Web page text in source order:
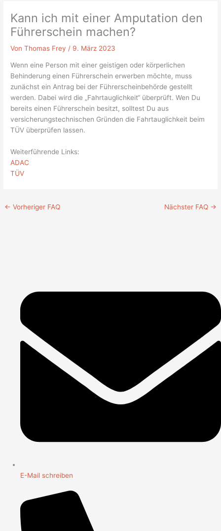
Kann ich mit einer Amputation den
Führerschein machen?
VonThomas Frey / 9. März 2023
Wenn eine Person mit einer geistigen oder körperlichen
Behinderung einen Führerschein erwerben möchte, muss
zunächst ein Antrag bei der Führerscheinbehörde gestellt
werden. Dabei wird die „Fahrtauglichkeit“ überprüft. Wen Du
bereits einen Führerschein besitzt, solltest Du aus
versicherungstechnischen Gründen die Fahrtauglichkeit beim
TÜV überprüfen lassen.
Weiterführende Links:
ADAC
TÜV
← Vorheriger FAQ Nächster FAQ →
E-Mail schreiben